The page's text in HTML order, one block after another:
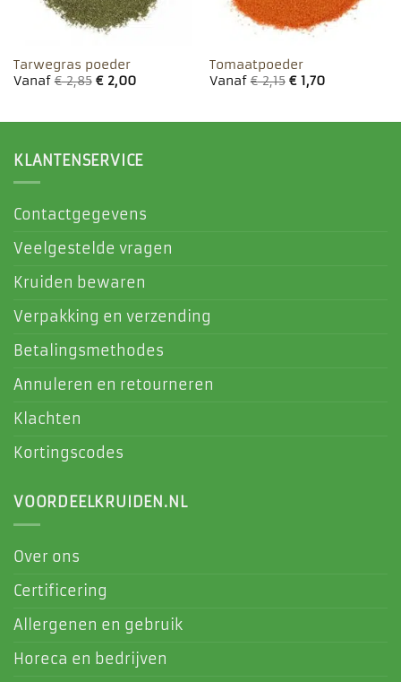
Tarwegras poeder
Vanaf€2,85 €2,00
Tomaatpoeder
Vanaf€2,15 €1,70
KLANTENSERVICE
Contactgegevens
Veelgestelde vragen
Kruiden bewaren
Verpakking en verzending
Betalingsmethodes
Annuleren en retourneren
Klachten
Kortingscodes
VOORDEELKRUIDEN.NL
Over ons
Certificering
Allergenen en gebruik
Horeca en bedrijven